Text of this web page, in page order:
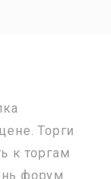
Торги
к торгам
форум